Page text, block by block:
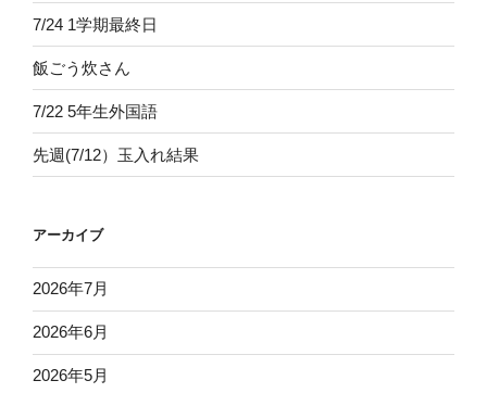
7/24 1学期最終日
飯ごう炊さん
7/22 5年生外国語
先週(7/12）玉入れ結果
アーカイブ
2026年7月
2026年6月
2026年5月